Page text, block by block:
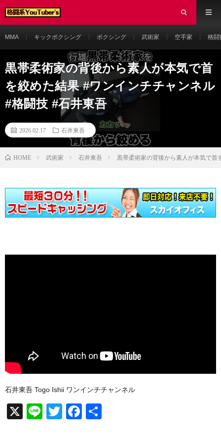
MMA キックボクシング ボクシング 武術家 空手家 格闘
黒帯柔術家の背後から素人が本気で首
を絞めた結果 #ワンインチチャンネル
#格闘技 #石井東吾
2026.02.17 石井東吾
HOME 武術家 石井東吾 黒帯柔術家の背後から素人が本気で首
石井東吾 Togo Ishii ワンインチチャンネル
X
Li
T
F